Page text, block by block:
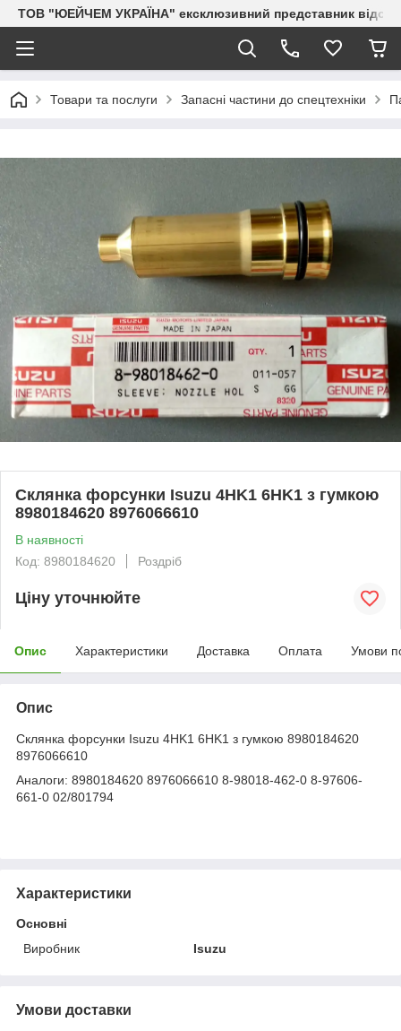
ТОВ "ЮЕЙЧЕМ УКРАЇНА" ексклюзивний представник відомих
Товари та послуги Запасні частини до спецтехніки
Склянка форсунки Isuzu 4HK1 6HK1 з гумкою
8980184620 8976066610
В наявності
Код: 8980184620
Роздріб
Ціну уточнюйте
Опис Характеристики Доставка Оплата Умови
Опис
Склянка форсунки Isuzu 4HK1 6HK1 з гумкою 8980184620
8976066610
Аналоги: 8980184620 8976066610 8-98018-462-0 8-97606-
661-0 02/801794
Характеристики
Основні
Виробник
Isuzu
Умови доставки